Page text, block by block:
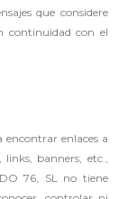
que considere
continuidad con el
encontrar enlaces a
links, banners, etc.,
76, SL no tiene